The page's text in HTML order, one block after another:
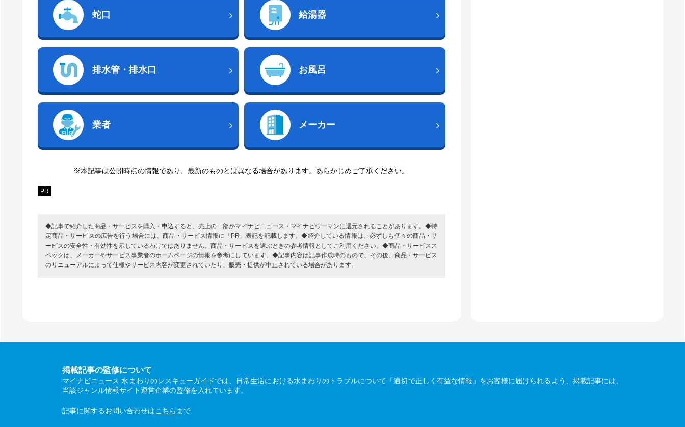
蛇口 給湯器
排水管・排水口 お風呂
業者 メーカー
※本記事は公開時点の情報であり、最新のものとは異なる場合があります。あらかじめご了承ください。
PR
◆記事で紹介した商品・サービスを購入・申込すると、売上の一部がマイナビニュース・マイナビウーマンに還元されることがあります。◆特
定商品・サービスの広告を行う場合には、商品・サービス情報に「PR」表記を記載します。◆紹介している情報は、必ずしも個々の商品・サ
ービスの安全性・有効性を示しているわけではありません。商品・サービスを選ぶときの参考情報としてご利用ください。◆商品・サービスス
ペックは、メーカーやサービス事業者のホームページの情報を参考にしています。◆記事内容は記事作成時のもので、その後、商品・サービス
のリニューアルによって仕様やサービス内容が変更されていたり、販売・提供が中止されている場合があります。
掲載記事の監修について
マイナビニュース 水まわりのレスキューガイドでは、日常生活における水まわりのトラブルについて「適切で正しく有益な情報」をお客様に届けられるよう、掲載記事には、
当該ジャンル情報サイト運営企業の監修を入れています。
記事に関するお問い合わせはこちら まで